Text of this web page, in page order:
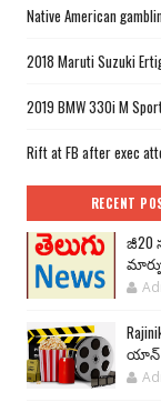
Native American
2018 Maruti Suzuki
2019 BMW 330i M
Rift at FB after exec
RECENT
జీ20
యాన్